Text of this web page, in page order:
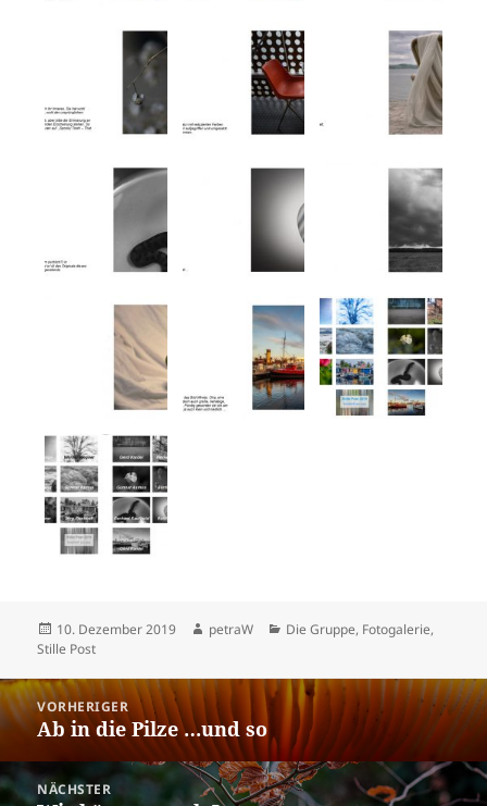
Veröffentlicht
am
10. Dezember 2019 Autor
petraW Kategorien
Die Gruppe, Fotogalerie,
Stille Post
Beitragsnavigation
VORHERIGER
Vorheriger
Beitrag:
Ab in die Pilze …und so
NÄCHSTER